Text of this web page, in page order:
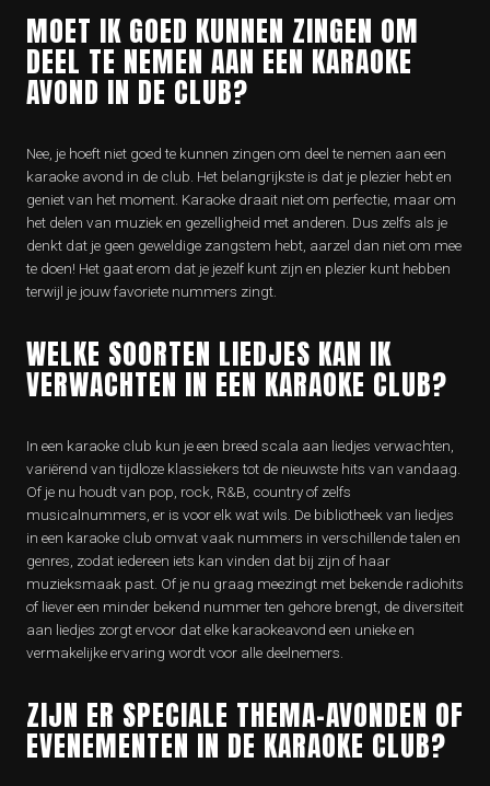
MOET IK GOED KUNNEN ZINGEN OM
DEEL TE NEMEN AAN EEN KARAOKE
AVOND IN DE CLUB?
Nee, je hoeft niet goed te kunnen zingen om deel te nemen aan een
karaoke avond in de club. Het belangrijkste is dat je plezier hebt en
geniet van het moment. Karaoke draait niet om perfectie, maar om
het delen van muziek en gezelligheid met anderen. Dus zelfs als je
denkt dat je geen geweldige zangstem hebt, aarzel dan niet om mee
te doen! Het gaat erom dat je jezelf kunt zijn en plezier kunt hebben
terwijl je jouw favoriete nummers zingt.
WELKE SOORTEN LIEDJES KAN IK
VERWACHTEN IN EEN KARAOKE CLUB?
In een karaoke club kun je een breed scala aan liedjes verwachten,
variërend van tijdloze klassiekers tot de nieuwste hits van vandaag.
Of je nu houdt van pop, rock, R&B, country of zelfs
musicalnummers, er is voor elk wat wils. De bibliotheek van liedjes
in een karaoke club omvat vaak nummers in verschillende talen en
genres, zodat iedereen iets kan vinden dat bij zijn of haar
muzieksmaak past. Of je nu graag meezingt met bekende radiohits
of liever een minder bekend nummer ten gehore brengt, de diversiteit
aan liedjes zorgt ervoor dat elke karaokeavond een unieke en
vermakelijke ervaring wordt voor alle deelnemers.
ZIJN ER SPECIALE THEMA-AVONDEN OF
EVENEMENTEN IN DE KARAOKE CLUB?